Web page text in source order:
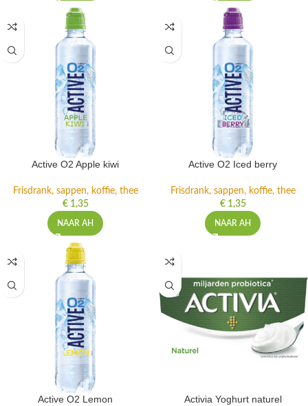
Active O2 Apple kiwi
Frisdrank, sappen, koffie, thee
€1,35
NAAR AH
Active O2 Iced berry
Frisdrank, sappen, koffie, thee
€1,35
NAAR AH
Active O2 Lemon Activia Yoghurt naturel